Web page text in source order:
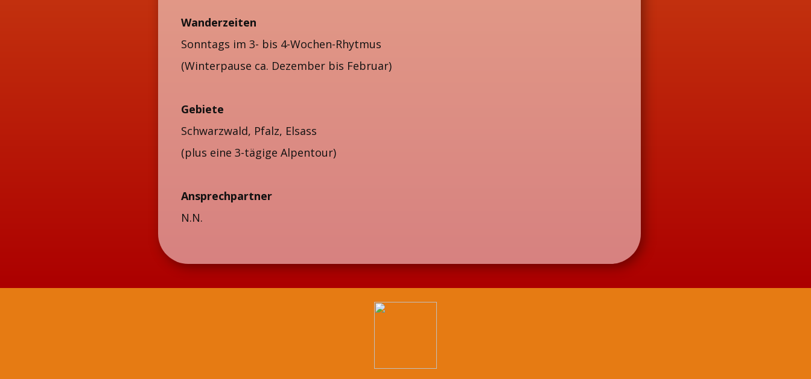
Wanderzeiten
Sonntags im 3- bis 4-Wochen-Rhytmus
(Winterpause ca. Dezember bis Februar)
Gebiete
Schwarzwald, Pfalz, Elsass
(plus eine 3-tägige Alpentour)
Ansprechpartner
N.N.